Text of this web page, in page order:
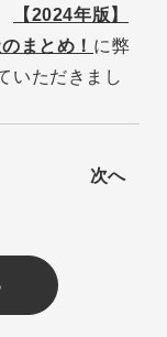
【2024年版】
まとめ！ に弊
いただきまし
次へ